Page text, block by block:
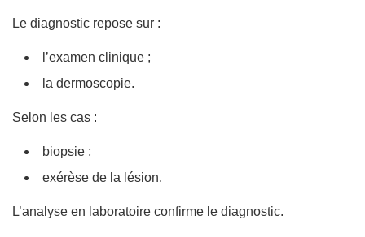
Le diagnostic repose sur :
l’examen clinique ;
la dermoscopie.
Selon les cas :
biopsie ;
exérèse de la lésion.
L’analyse en laboratoire confirme le diagnostic.